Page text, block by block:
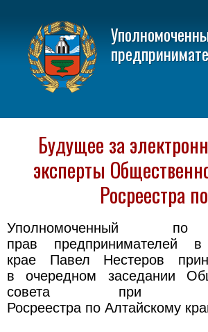
Будущее за
эксперты
Росреестра
Уполномоченный
прав предпринимателей в
крае Павел Нестеров
в очередном заседании
совета при
Росреестра по Алтайскому